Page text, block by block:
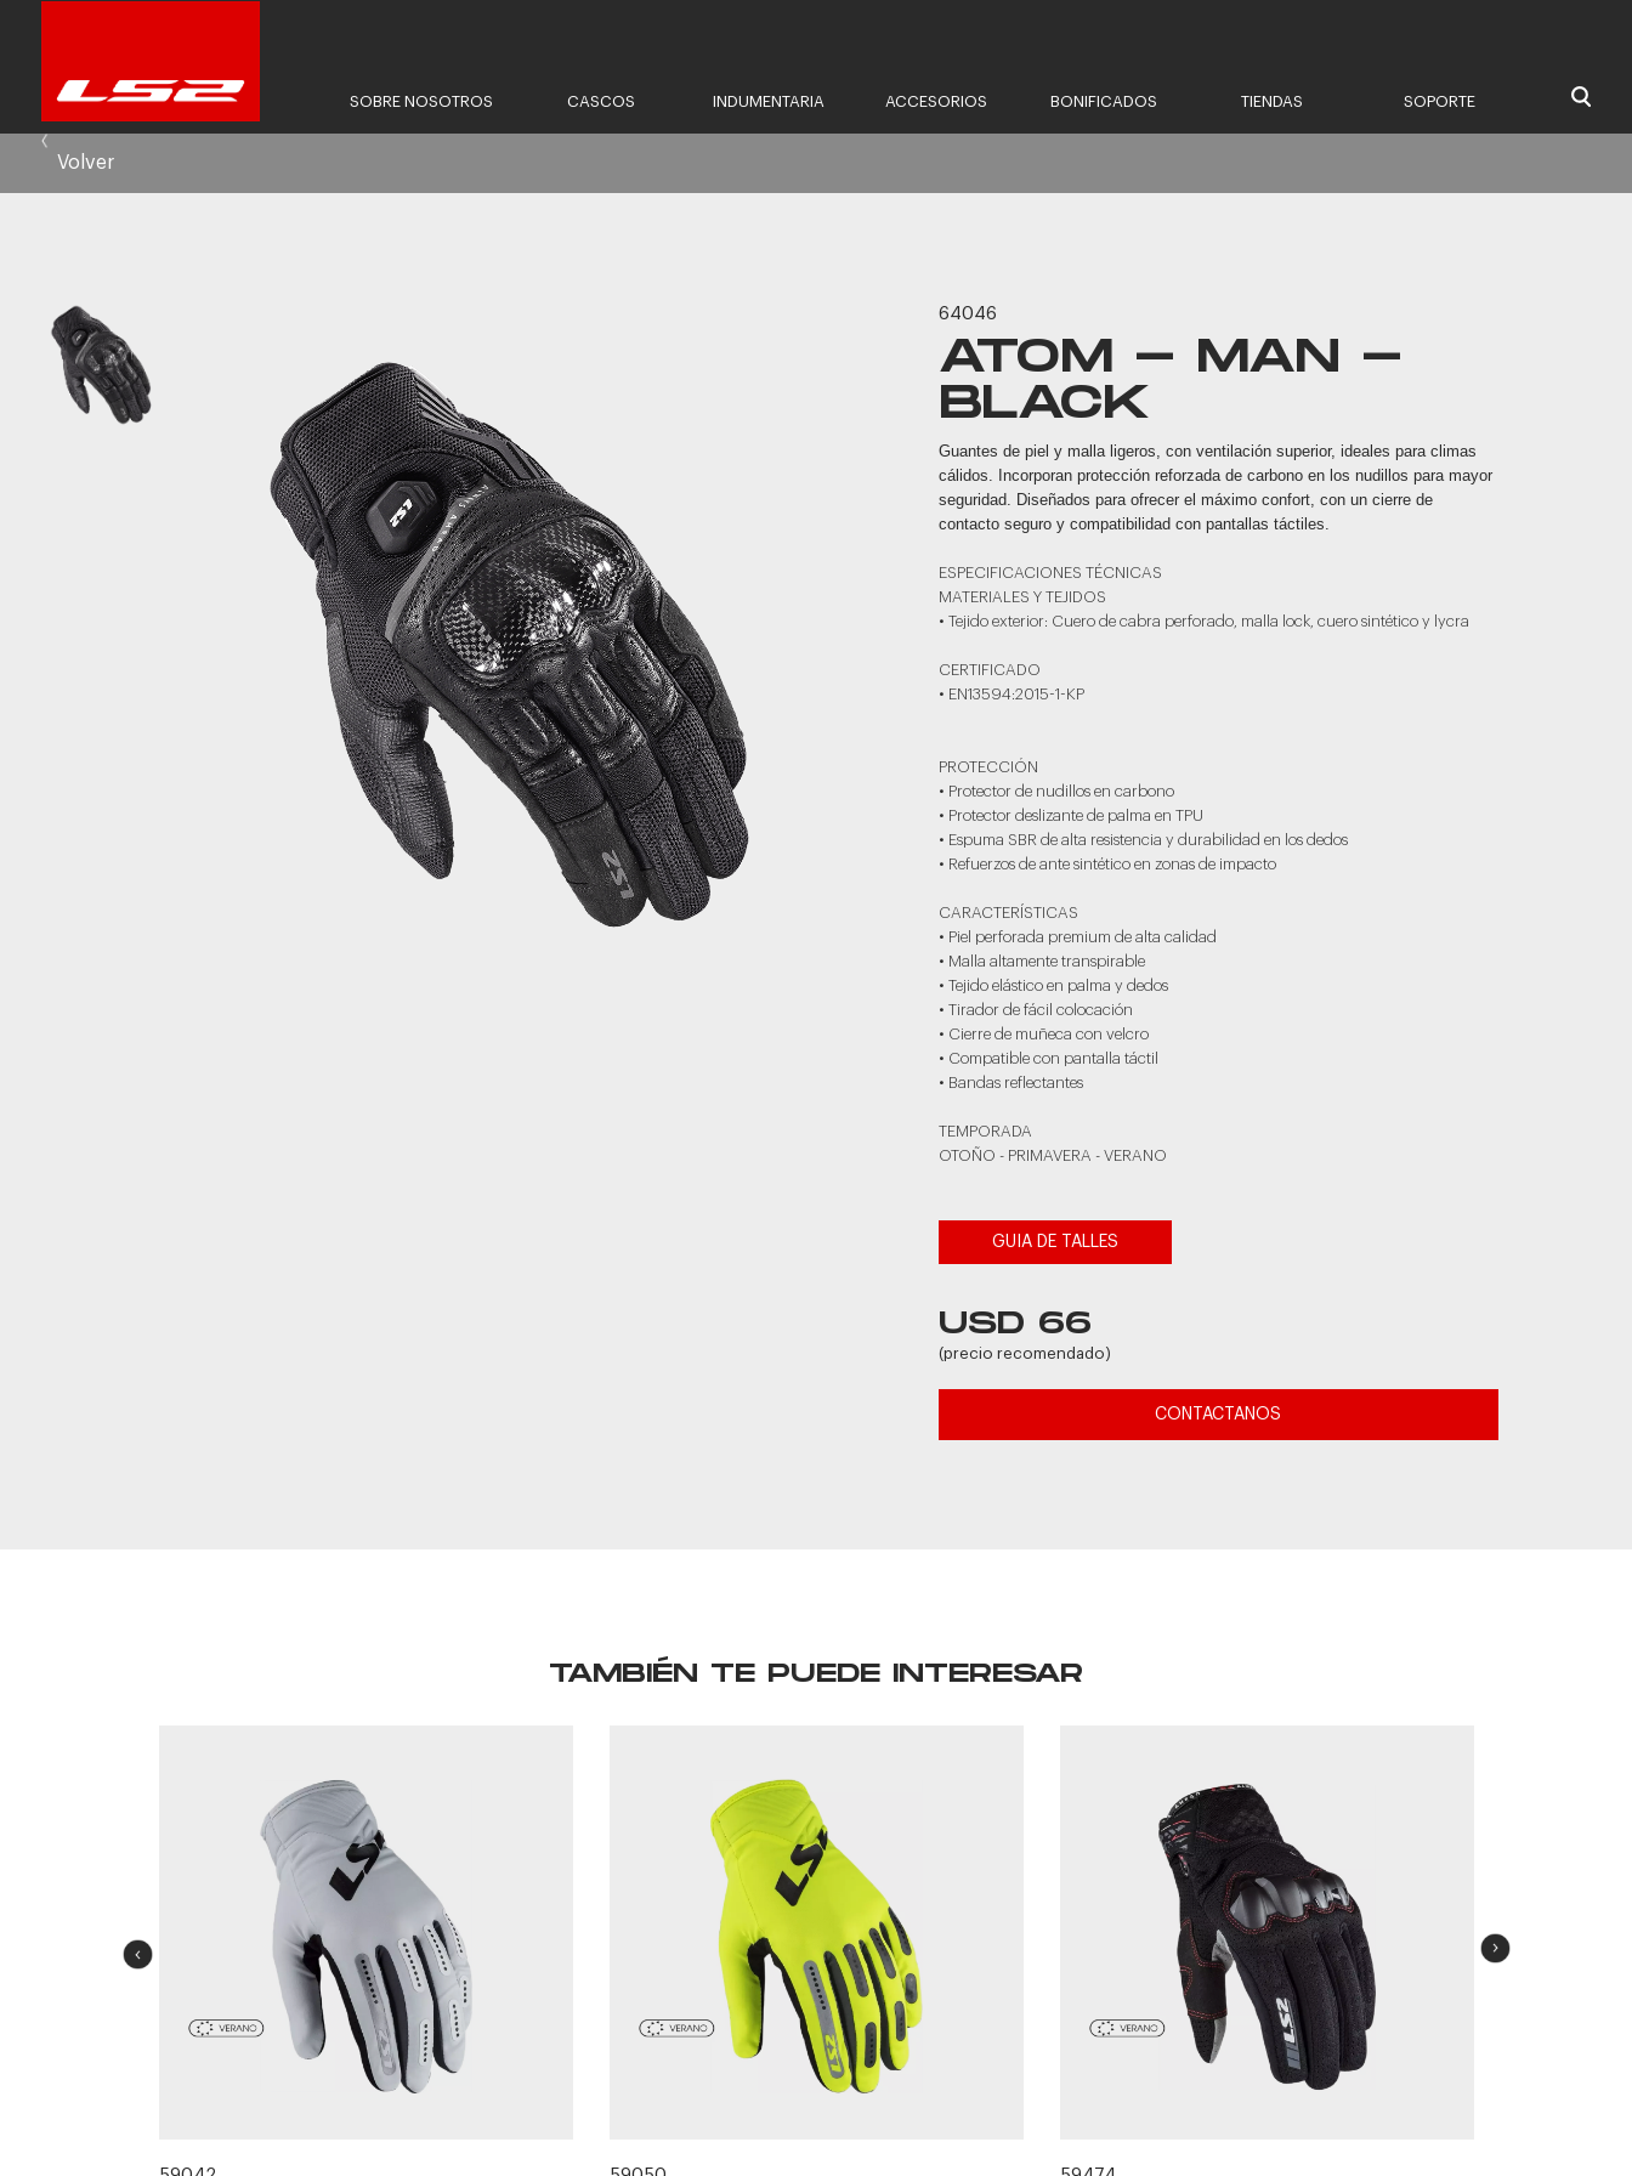
SOBRE NOSOTROS CASCOS INDUMENTARIA ACCESORIOS BONIFICADOS TIENDAS SOPORTE
Volver
64046
ATOM - MAN -
BLACK
Guantes de piel y malla ligeros, con ventilación superior, ideales para climas
cálidos. Incorporan protección reforzada de carbono en los nudillos para mayor
seguridad. Diseñados para ofrecer el máximo confort, con un cierre de
contacto seguro y compatibilidad con pantallas táctiles.
ESPECIFICACIONES TÉCNICAS
MATERIALES Y TEJIDOS
• Tejido exterior: Cuero de cabra perforado, malla lock, cuero sintético y lycra
CERTIFICADO
• EN13594:2015-1-KP
PROTECCIÓN
• Protector de nudillos en carbono
• Protector deslizante de palma en TPU
• Espuma SBR de alta resistencia y durabilidad en los dedos
• Refuerzos de ante sintético en zonas de impacto
CARACTERÍSTICAS
• Piel perforada premium de alta calidad
• Malla altamente transpirable
• Tejido elástico en palma y dedos
• Tirador de fácil colocación
• Cierre de muñeca con velcro
• Compatible con pantalla táctil
• Bandas reflectantes
TEMPORADA
OTOÑO - PRIMAVERA - VERANO
GUIA DE TALLES
USD 66
(precio recomendado)
CONTACTANOS
TAMBIÉN TE PUEDE INTERESAR